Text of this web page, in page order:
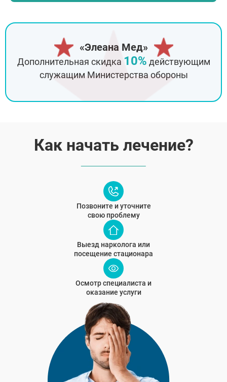
«Элеана Мед»
Дополнительная скидка 10% действующим
служащим Министерства обороны
Как начать лечение?
Позвоните и уточните
свою проблему
Выезд нарколога или
посещение стационара
Осмотр специалиста и
оказание услуги